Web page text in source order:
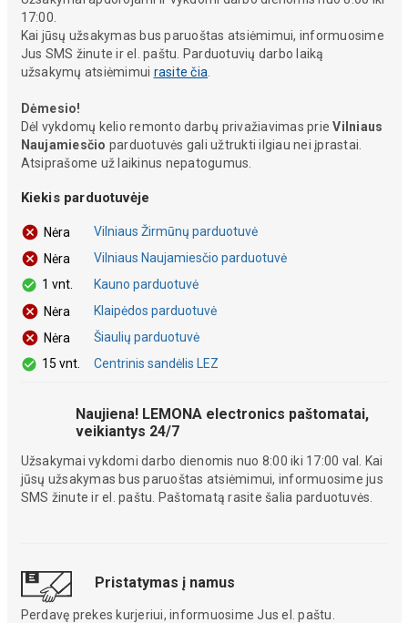
17:00.
Kai jūsų užsakymas bus paruoštas atsiėmimui, informuosime
Jus SMS žinute ir el. paštu. Parduotuvių darbo laiką
užsakymų atsiėmimui rasite čia.
Dėmesio!
Dėl vykdomų kelio remonto darbų privažiavimas prieVilniaus
Naujamiesčio parduotuvės gali užtrukti ilgiau nei įprastai.
Atsiprašome už laikinus nepatogumus.
Kiekis parduotuvėje
Nėra
Vilniaus Žirmūnų parduotuvė
Nėra
Vilniaus Naujamiesčio parduotuvė
1 vnt.
Kauno parduotuvė
Nėra
Klaipėdos parduotuvė
Nėra
Šiaulių parduotuvė
15 vnt.
Centrinis sandėlis LEZ
Naujiena! LEMONA electronics paštomatai,
veikiantys 24/7
Užsakymai vykdomi darbo dienomis nuo 8:00 iki 17:00 val. Kai
jūsų užsakymas bus paruoštas atsiėmimui, informuosime jus
SMS žinute ir el. paštu. Paštomatą rasite šalia parduotuvės.
Pristatymas į namus
Perdavę prekes kurjeriui, informuosime Jus el. paštu.